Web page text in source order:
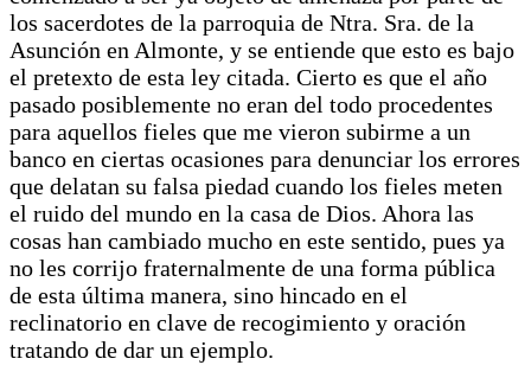
los sacerdotes de la parroquia de Ntra. Sra. de la
Asunción en Almonte, y se entiende que esto es bajo
el pretexto de esta ley citada. Cierto es que el año
pasado posiblemente no eran del todo procedentes
para aquellos fieles que me vieron subirme a un
banco en ciertas ocasiones para denunciar los errores
que delatan su falsa piedad cuando los fieles meten
el ruido del mundo en la casa de Dios. Ahora las
cosas han cambiado mucho en este sentido, pues ya
no les corrijo fraternalmente de una forma pública
de esta última manera, sino hincado en el
reclinatorio en clave de recogimiento y oración
tratando de dar un ejemplo.